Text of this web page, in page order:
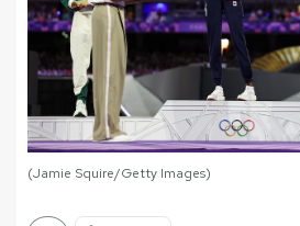
(Jamie Squire/Getty Images)